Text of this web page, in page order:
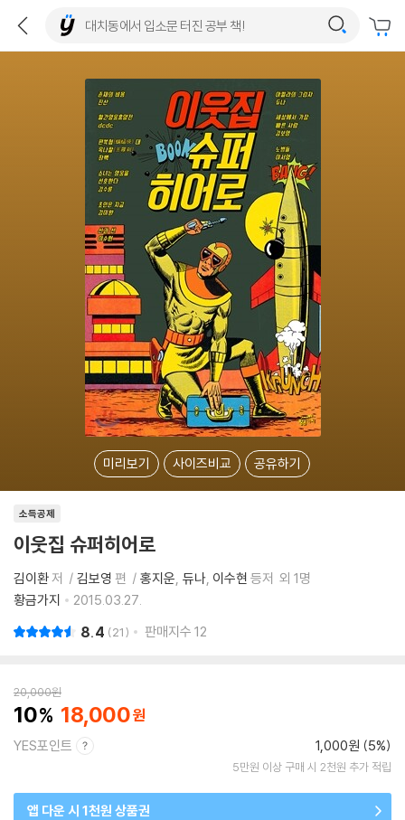
미리보기 사이즈비교 공유하기
소득공제
이웃집 슈퍼히어로
김이환저 김보영 편 홍지운 듀나 이수현 등저 외 1명
황금가지
2015.03.27.
8.4 21 판매지수 12
20,000원
10 18,000
YES포인트 1,000원 (5%)
5만원 이상 구매 시 2천원 추가 적립
앱 다운 시 1천원 상품권